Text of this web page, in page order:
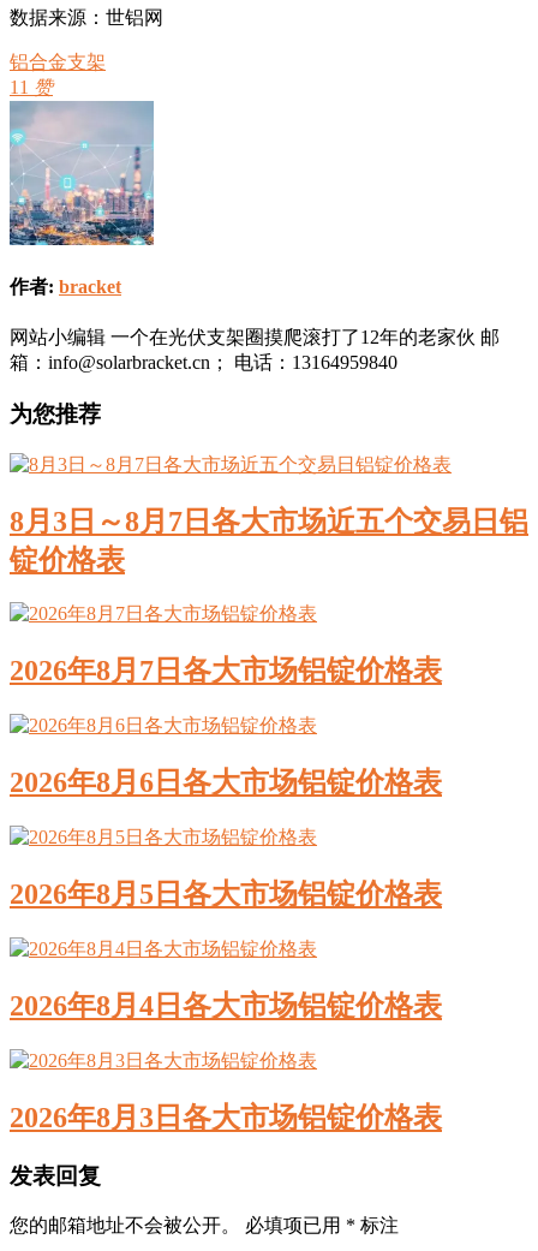
数据来源：世铝网
铝合金支架
11 赞
作者: bracket
网站小编辑 一个在光伏支架圈摸爬滚打了12年的老家伙 邮
箱：info@solarbracket.cn； 电话：13164959840
为您推荐
8月3日～8月7日各大市场近五个交易日铝
锭价格表
2026年8月7日各大市场铝锭价格表
2026年8月6日各大市场铝锭价格表
2026年8月5日各大市场铝锭价格表
2026年8月4日各大市场铝锭价格表
2026年8月3日各大市场铝锭价格表
发表回复
您的邮箱地址不会被公开。 必填项已用 * 标注